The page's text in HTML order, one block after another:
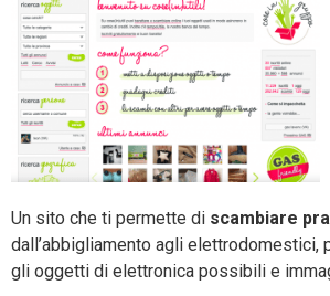
Un sito che ti permette di scambiare
dall’abbigliamento agli elettrodomestici,
gli oggetti di elettronica possibili e